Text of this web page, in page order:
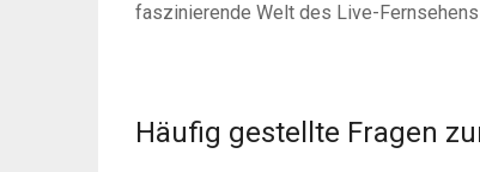
faszinierende Welt des Live-
Häufig gestellte Fragen